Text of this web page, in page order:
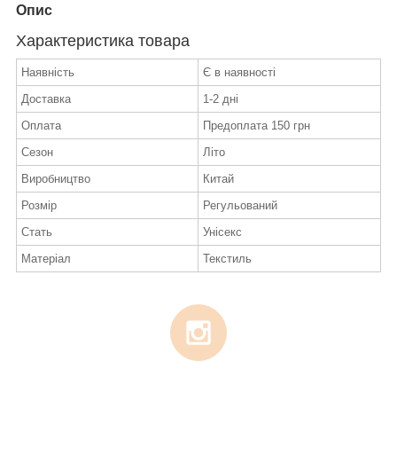
Опис
Характеристика товара
Наявність
Є в наявності
Доставка
1-2 дні
Оплата
Предоплата 150 грн
Сезон
Літо
Виробництво
Китай
Розмір
Регульований
Стать
Унісекс
Матеріал
Текстиль